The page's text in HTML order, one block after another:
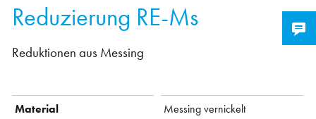
Reduzierung RE-Ms
Reduktionen aus Messing
Material
Messing vernickelt